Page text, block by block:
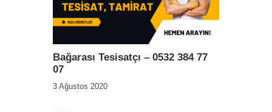
Bağarası Tesisatçı – 0532 384 77
07
3 Ağustos 2020